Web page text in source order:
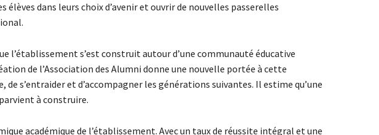
dans leurs choix d’avenir et ouvrir de nouvelles passerelles
l’établissement s’est construit autour d’une communauté éducative
de l’Association des Alumni donne une nouvelle portée à cette
s’entraider et d’accompagner les générations suivantes. Il estime qu’une
à construire.
académique de l’établissement. Avec un taux de réussite intégral et une